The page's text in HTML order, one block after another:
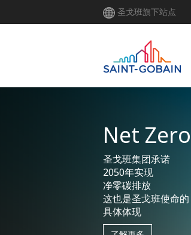
圣戈班旗下站点
Making
A Better
这是圣戈班集团
前所未有的时刻
也是我们
未来道路的使命